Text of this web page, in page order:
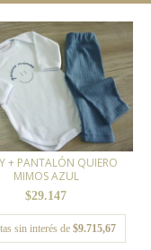
+ PANTALÓN QUIERO
MIMOS AZUL
$29.147
sin interés de $9.715,67